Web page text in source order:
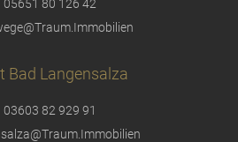
05651 80 126 42
Bad Langensalza
03603 82 929 91